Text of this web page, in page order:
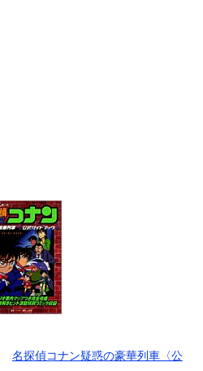
名探偵コナン疑惑の豪華列車〈公